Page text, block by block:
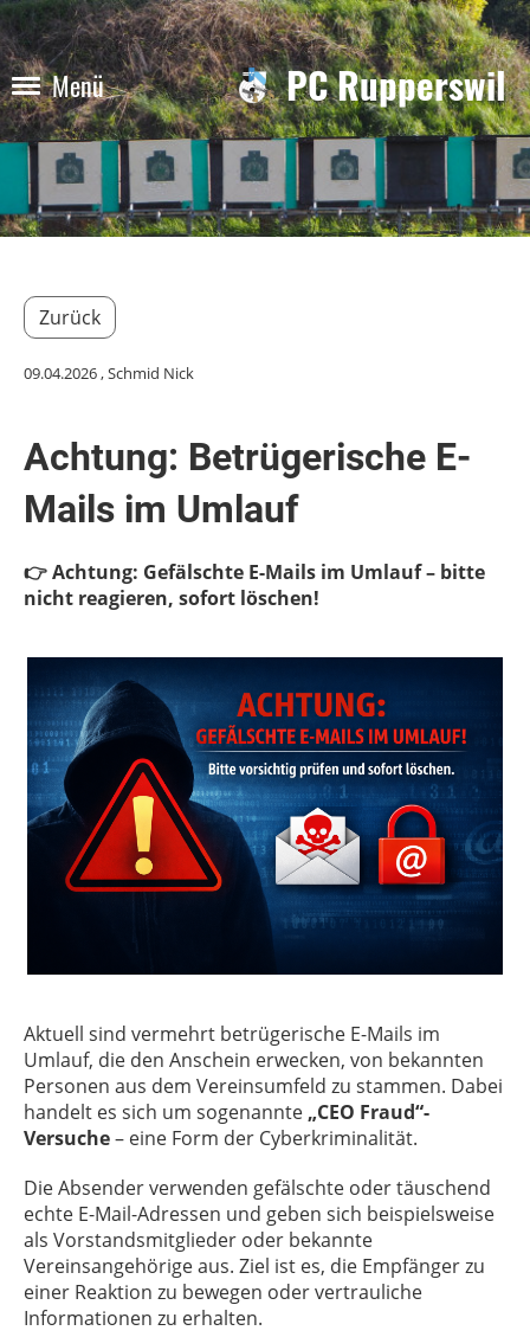
Menü PC Rupperswil
Zurück
09.04.2026, Schmid Nick
Achtung: Betrügerische E-
Mails im Umlauf
👉 Achtung: Gefälschte E-Mails im Umlauf – bitte
nicht reagieren, sofort löschen!
Aktuell sind vermehrt betrügerische E-Mails im
Umlauf, die den Anschein erwecken, von bekannten
Personen aus dem Vereinsumfeld zu stammen. Dabei
handelt es sich um sogenannte „CEO Fraud“-
Versuche– eine Form der Cyberkriminalität.
Die Absender verwenden gefälschte oder täuschend
echte E-Mail-Adressen und geben sich beispielsweise
als Vorstandsmitglieder oder bekannte
Vereinsangehörige aus. Ziel ist es, die Empfänger zu
einer Reaktion zu bewegen oder vertrauliche
Informationen zu erhalten.